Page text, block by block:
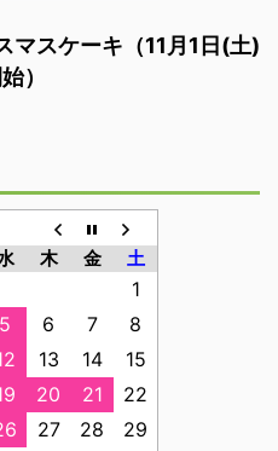
マスケーキ（11月1日(土)
）
木 金 土
1
5 6 7
8
13 14
15
20 21
22
27 28
29